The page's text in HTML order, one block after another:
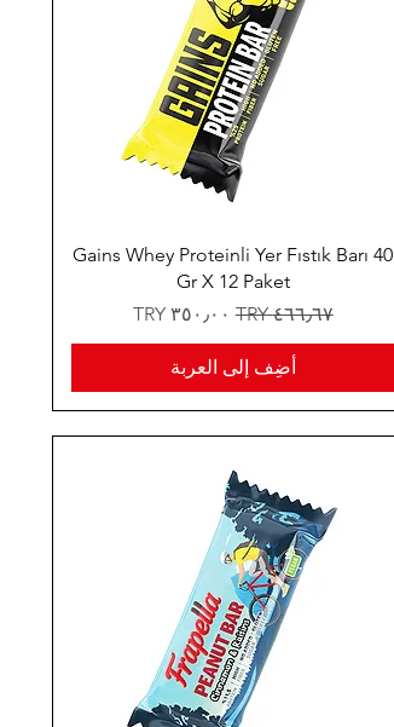
Gains Whey Proteinli Yer Fıstık Barı 40
Gr X 12 Paket
سعر عادي‏٤٦٦٫٦٧ TRY سعر البيع
أضِف إلى العربة